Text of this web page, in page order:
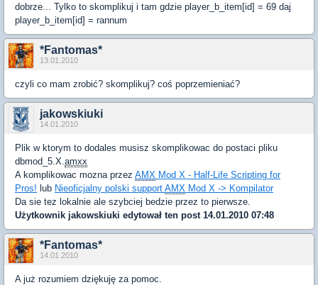
dobrze... Tylko to skomplikuj i tam gdzie player_b_item[id] = 69 daj
player_b_item[id] = rannum
*Fantomas*
13.01.2010
czyli co mam zrobić? skomplikuj? coś poprzemieniać?
jakowskiuki
14.01.2010
Plik w ktorym to dodales musisz skomplikowac do postaci pliku
dbmod_5.X. amxx
A komplikowac mozna przez AMX Mod X - Half-Life Scripting for
Pros! lub Nieoficjalny polski support AMX Mod X -> Kompilator
Da sie tez lokalnie ale szybciej bedzie przez to pierwsze.
Użytkownik jakowskiuki edytował ten post 14.01.2010 07:48
*Fantomas*
14.01.2010
A już rozumiem dziękuję za pomoc.